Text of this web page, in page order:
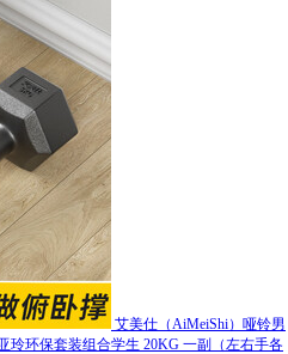
艾美仕（AiMeiShi）哑铃男
玲环保套装组合学生 20KG 一副（左右手各